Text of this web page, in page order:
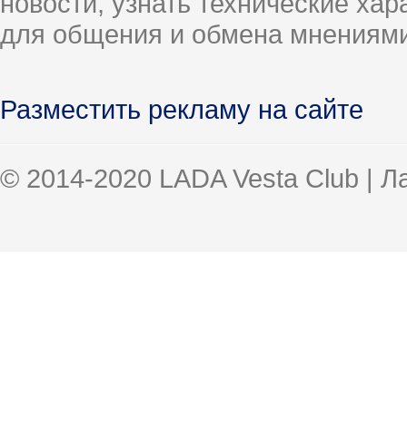
для общения и обмена
Разместить рекламу на сайте
© 2014-2020 LADA Vesta Club |